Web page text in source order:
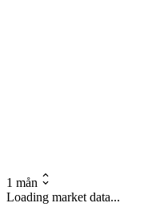
1 mån
Loading market data...